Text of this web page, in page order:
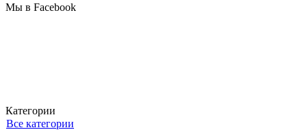
Мы в Facebook
Категории
Все категории